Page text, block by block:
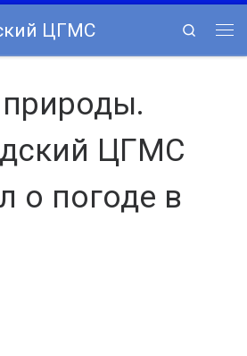
ЦГМС
Search
ЦГМС
о погоде в